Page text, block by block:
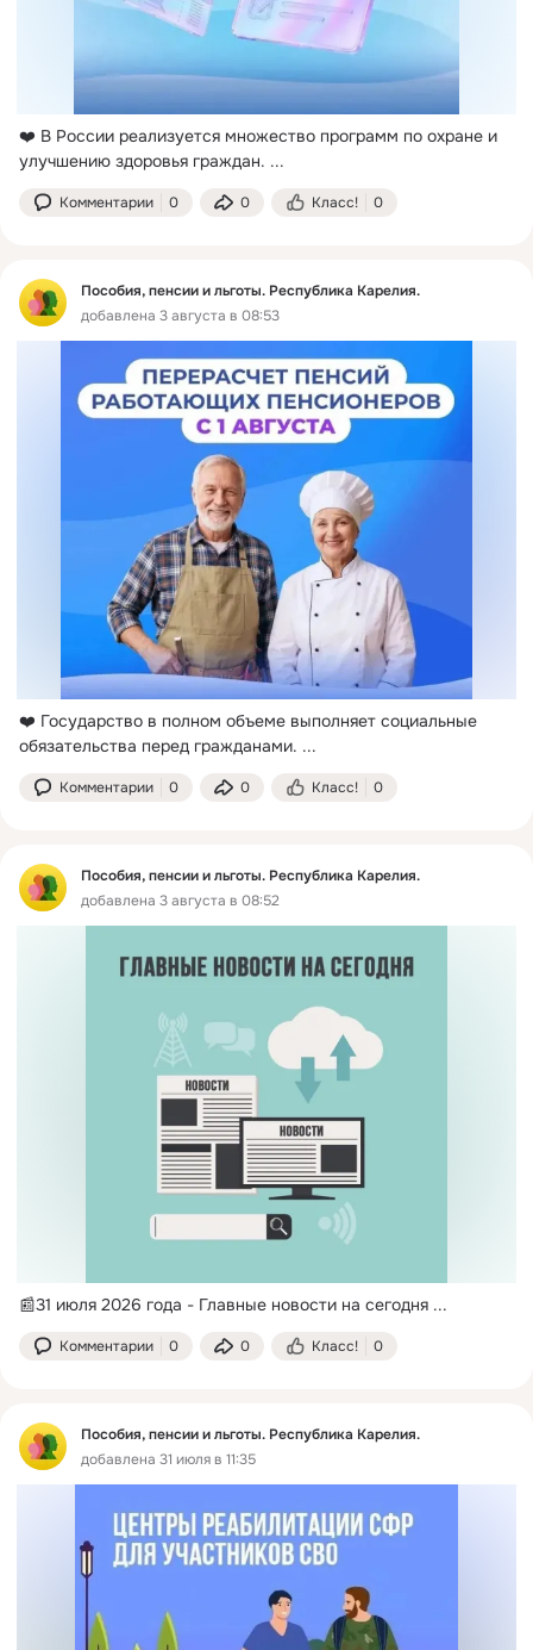
❤️ В России реализуется множество программ по охране и
улучшению здоровья граждан. ...
Комментарии 0 0 Класс! 0
Пособия, пенсии и льготы. Республика Карелия.
добавлена 3 августа в 08:53
❤️ Государство в полном объеме выполняет социальные
обязательства перед гражданами. ...
Комментарии 0 0 Класс! 0
Пособия, пенсии и льготы. Республика Карелия.
добавлена 3 августа в 08:52
📰31 июля 2026 года - Главные новости на сегодня ...
Комментарии 0 0 Класс! 0
Пособия, пенсии и льготы. Республика Карелия.
добавлена 31 июля в 11:35